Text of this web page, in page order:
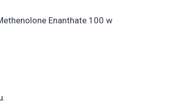
Enanthate 100 w